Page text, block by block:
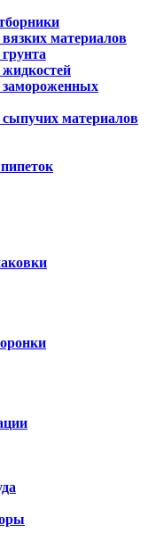
материалов
замороженных
материалов